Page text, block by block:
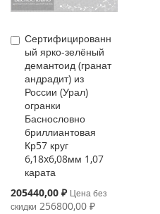
Сертифицированн
ый ярко-зелёный
демантоид (гранат
андрадит) из
России (Урал)
огранки
Баснословно
бриллиантовая
Кр57 круг
6,18x6,08мм 1,07
карата
Special
205440,00 ₽ Цена без
скидки 256800,00 ₽
Купить